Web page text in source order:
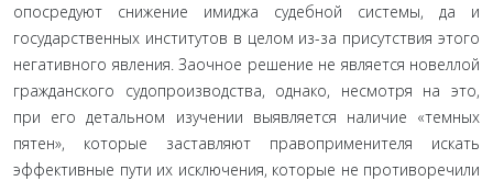
опосредуют снижение имиджа судебной системы, да и
государственных институтов в целом из-за присутствия этого
негативного явления. Заочное решение не является новеллой
гражданского судопроизводства, однако, несмотря на это,
при его детальном изучении выявляется наличие «темных
пятен», которые заставляют правоприменителя искать
эффективные пути их исключения, которые не противоречили